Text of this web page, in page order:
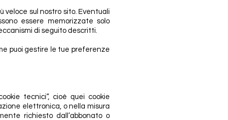
veloce sul nostro sito. Eventuali
essere memorizzate solo
di seguito descritti.
puoi gestire le tue preferenze
tecnici”, cioè quei cookie
elettronica, o nella misura
richiesto dall’abbonato o